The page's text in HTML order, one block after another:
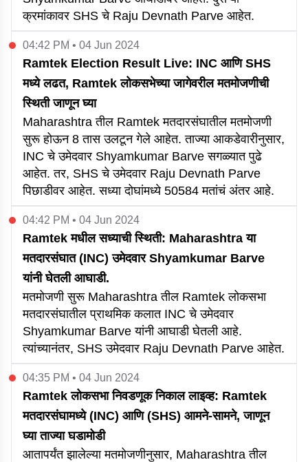
क्रमांकावर SHS चे Raju Devnath Parve आहेत.
04:42 PM • 04 Jun 2024
Ramtek Election Result Live: INC आणि SHS
मध्ये लढत, Ramtek लोकसभेच्या जागेवरील मतमोजणीची
स्थिती जाणून घ्या
Maharashtra तील Ramtek मतदारसंघातील मतमोजणी
सुरू होऊन 8 तास उलटून गेले आहेत. ताज्या आकडेवारीनुसार,
INC चे उमेदवार Shyamkumar Barve सगळ्यात पुढे
आहेत. तर, SHS चे उमेदवार Raju Devnath Parve
पिछाडीवर आहेत. सध्या दोघांमध्ये 50584 मतांचं अंतर आहे.
04:42 PM • 04 Jun 2024
Ramtek मधील सध्याची स्थिती: Maharashtra या
मतदारसंघात (INC) उमेदवार Shyamkumar Barve
यांनी घेतली आघाडी.
मतमोजणी सुरू Maharashtra तील Ramtek लोकसभा
मतदारसंघातील प्राथमिक कलात INC चे उमेदवार
Shyamkumar Barve यांनी आघाडी घेतली आहे.
त्यांच्यानंतर, SHS उमेदवार Raju Devnath Parve आहेत.
04:35 PM • 04 Jun 2024
Ramtek लोकसभा निवडणूक निकाल लाइव्ह: Ramtek
मतदारसंघामध्ये (INC) आणि (SHS) आमने-सामने, जाणून
घ्या ताज्या घडामोडी
आतापर्यंत झालेल्या मतमोजणीनुसार, Maharashtra तील